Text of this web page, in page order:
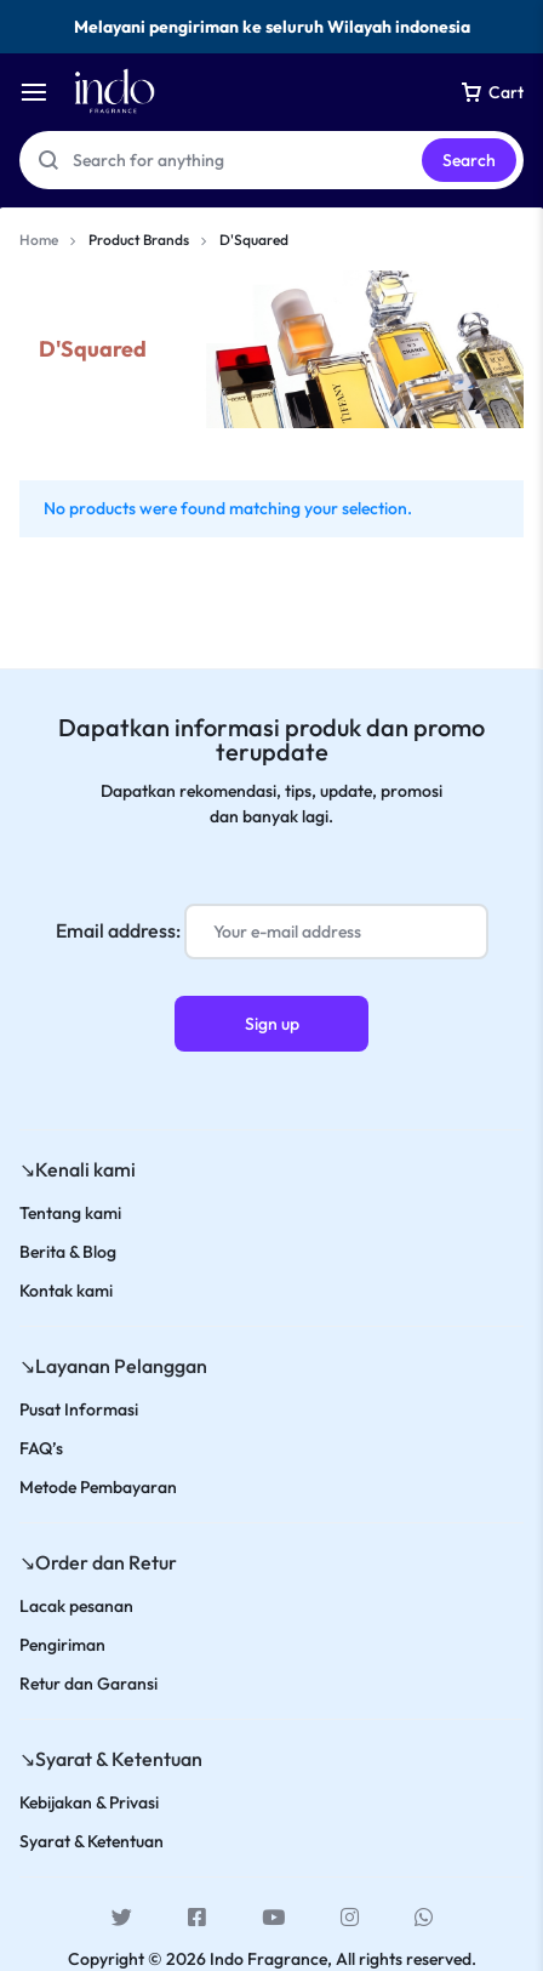
Melayani pengiriman ke seluruh Wilayah indonesia
Cart
Search
Home Product Brands D'Squared
D'Squared
No products were found matching your selection.
Dapatkan informasi produk dan promo
terupdate
Dapatkan rekomendasi, tips, update, promosi
dan banyak lagi.
Email address:
↘️Kenali kami
Tentang kami
Berita & Blog
Kontak kami
↘️Layanan Pelanggan
Pusat Informasi
FAQ’s
Metode Pembayaran
↘️Order dan Retur
Lacak pesanan
Pengiriman
Retur dan Garansi
↘️Syarat & Ketentuan
Kebijakan & Privasi
Syarat & Ketentuan
Copyright © 2026 Indo Fragrance, All rights reserved.